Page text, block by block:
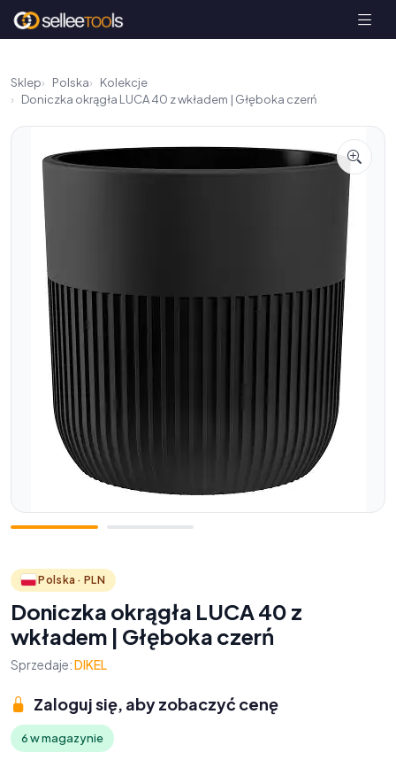
Sklep Polska
Kolekcje
Doniczka okrągła LUCA 40 z wkładem | Głęboka czerń
Polska · PLN
Doniczka okrągła LUCA 40 z
wkładem | Głęboka czerń
Sprzedaje:DIKEL
Zaloguj się, aby zobaczyć cenę
6 w magazynie